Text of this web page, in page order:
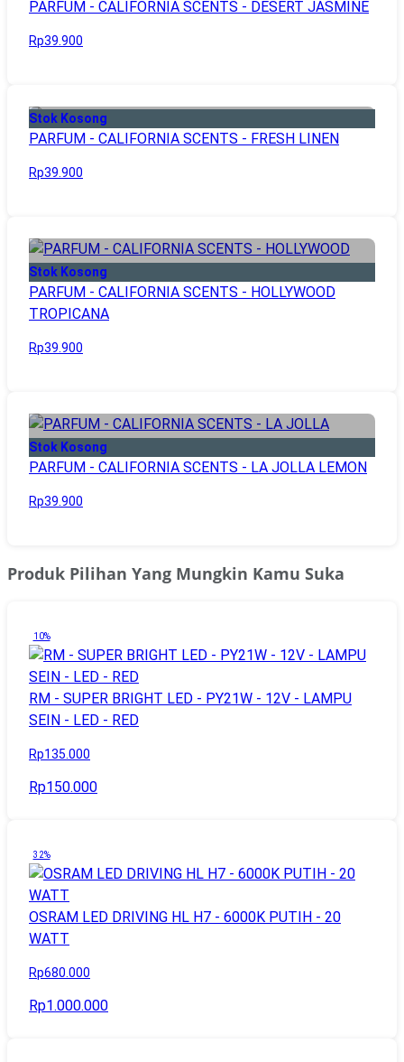
PARFUM - CALIFORNIA SCENTS - DESERT JASMINE
Rp39.900
Stok Kosong
PARFUM - CALIFORNIA SCENTS - FRESH LINEN
Rp39.900
Stok Kosong
PARFUM - CALIFORNIA SCENTS - HOLLYWOOD
TROPICANA
Rp39.900
Stok Kosong
PARFUM - CALIFORNIA SCENTS - LA JOLLA LEMON
Rp39.900
Produk Pilihan Yang Mungkin Kamu Suka
10%
RM - SUPER BRIGHT LED - PY21W - 12V - LAMPU
SEIN - LED - RED
Rp135.000
Rp150.000
32%
OSRAM LED DRIVING HL H7 - 6000K PUTIH - 20
WATT
Rp680.000
Rp1.000.000